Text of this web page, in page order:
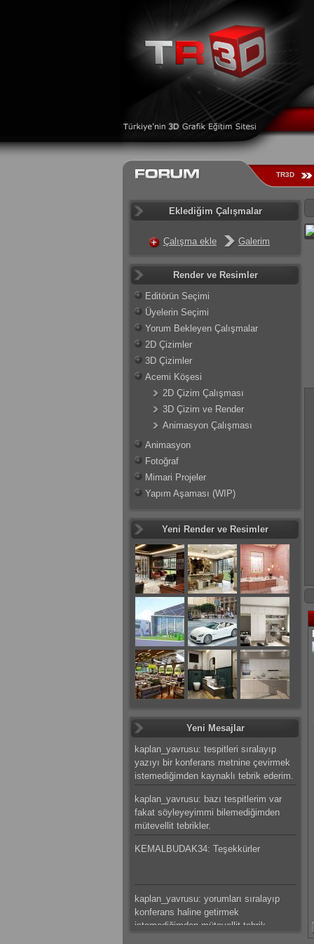
TR3D
Eklediğim Çalışmalar
Çalışma ekle Galerim
Render ve Resimler
Editörün Seçimi
Üyelerin Seçimi
Yorum Bekleyen Çalışmalar
2D Çizimler
3D Çizimler
Acemi Köşesi
2D Çizim Çalışması
3D Çizim ve Render
Animasyon Çalışması
Animasyon
Fotoğraf
Mimari Projeler
Yapım Aşaması (WIP)
Yeni Render ve Resimler
Yeni Mesajlar
kaplan_yavrusu: tespitleri sıralayıp
yazıyı bir konferans metnine çevirmek
istemediğimden kaynaklı tebrik ederim.
kaplan_yavrusu: bazı tespitlerim var
fakat söyleyeyimmi bilemediğimden
mütevellit tebrikler.
KEMALBUDAK34: Teşekkürler
kaplan_yavrusu: yorumları sıralayıp
konferans haline getirmek
istemediğimden mütevellit tebrik